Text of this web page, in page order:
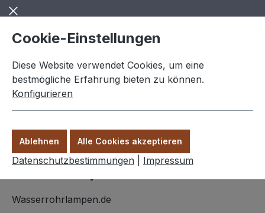
Zum Hauptinhalt springen
Wandlampen
Wandlampe "Boston" 3 Arm
Wasserrohrlampen.de
Cookie-Einstellungen
Diese Website verwendet Cookies, um eine
bestmögliche Erfahrung bieten zu können.
Konfigurieren
Ablehnen Alle Cookies akzeptieren
Datenschutzbestimmungen Impressum